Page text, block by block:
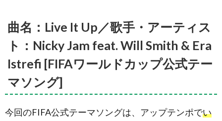
曲名：Live It Up／歌手・アーティス
ト：Nicky Jam feat. Will Smith & Era
Istrefi [FIFAワールドカップ公式テー
マソング]
今回のFIFA公式テーマソングは、アップテンポでい